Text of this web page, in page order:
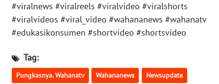
#viralnews #viralreels #viralvideo #viralshorts
#viralvideos #viral_video #wahananews #wahanatv
#edukasikonsumen #shortvideo #shortsvideo
Tag:
Pungkasnya. Wahanatv Wahananews Newsupdate
WN
KALSEL
KALTIM
WN